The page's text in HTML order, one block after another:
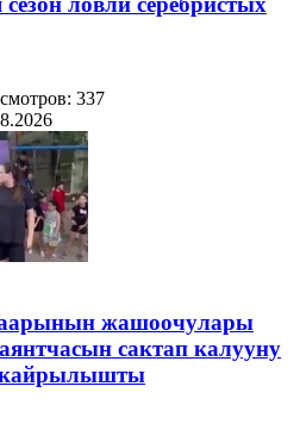
337
жашоочулары
сактап калууну
кайрылышты